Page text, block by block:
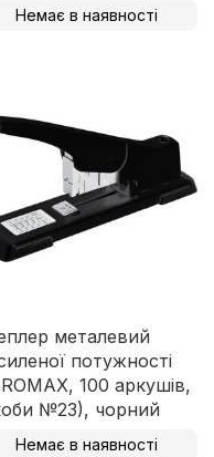
Немає в наявності
металевий
потужності
100 аркушів,
№23), чорний
Немає в наявності